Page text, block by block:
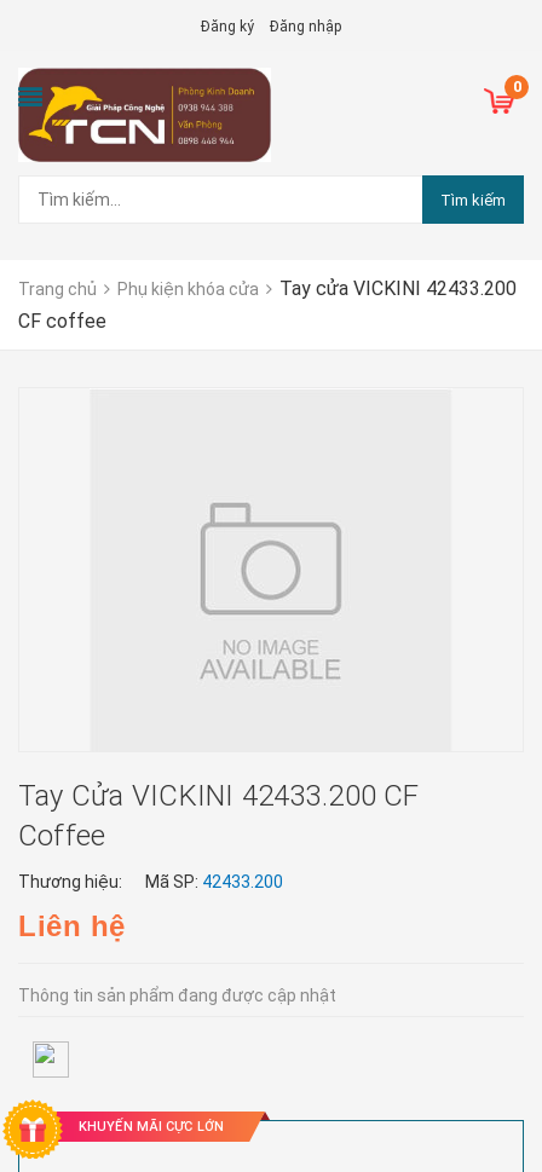
Đăng ký Đăng nhập
0
Tìm kiếm
Trang chủ Phụ kiện khóa cửa
Tay cửa VICKINI 42433.200
CF coffee
Tay Cửa VICKINI 42433.200 CF
Coffee
Thương hiệu: Mã SP: 42433.200
Liên hệ
Thông tin sản phẩm đang được cập nhật
KHUYẾN MÃI CỰC LỚN